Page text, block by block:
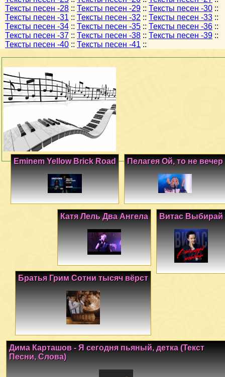
Тексты песен -28 :: Тексты песен -29 :: Тексты песен -30 ::
Тексты песен -31 :: Тексты песен -32 :: Тексты песен -33 ::
Тексты песен -34 :: Тексты песен -35 :: Тексты песен -36 ::
Тексты песен -37 :: Тексты песен -38 :: Тексты песен -39 ::
Тексты песен -40 :: Тексты песен -41 ::
Пелагея Ой, то не вечер
Eminem Yellow Brick Road
Витас Выбирай
Катя Лель Два Ангела
Братья Грим Сотни тысяч вёрст
Дима Карташов - Я сегодня пьяный, детка (Текст
Песни, Слова)